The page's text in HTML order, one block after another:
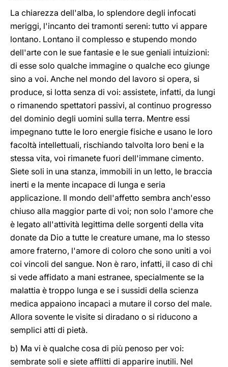
La chiarezza dell'alba, lo splendore degli infocati
meriggi, l'incanto dei tramonti sereni: tutto vi appare
lontano. Lontano il complesso e stupendo mondo
dell'arte con le sue fantasie e le sue geniali intuizioni:
di esse solo qualche immagine o qualche eco giunge
sino a voi. Anche nel mondo del lavoro si opera, si
produce, si lotta senza di voi: assistete, infatti, da lungi
o rimanendo spettatori passivi, al continuo progresso
del dominio degli uomini sulla terra. Mentre essi
impegnano tutte le loro energie fisiche e usano le loro
facoltà intellettuali, rischiando talvolta loro beni e la
stessa vita, voi rimanete fuori dell'immane cimento.
Siete soli in una stanza, immobili in un letto, le braccia
inerti e la mente incapace di lunga e seria
applicazione. Il mondo dell'affetto sembra anch'esso
chiuso alla maggior parte di voi; non solo l'amore che
è legato all'attività legittima delle sorgenti della vita
donate da Dio a tutte le creature umane, ma lo stesso
amore fraterno, l'amore di coloro che sono uniti a voi
coi vincoli del sangue. Non è raro, infatti, il caso di chi
si vede affidato a mani estranee, specialmente se la
malattia è troppo lunga e se i sussidi della scienza
medica appaiono incapaci a mutare il corso del male.
Allora sovente le visite si diradano o si riducono a
semplici atti di pietà.
b) Ma vi è qualche cosa di più penoso per voi:
sembrate soli e siete afflitti di apparire inutili. Nel